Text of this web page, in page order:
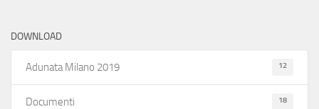
DOWNLOAD
Adunata Milano 2019 12
Documenti 18